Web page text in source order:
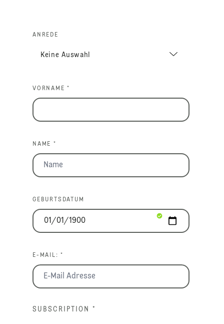
ANREDE
VORNAME *
NAME *
GEBURTSDATUM
E-MAIL: *
SUBSCRIPTION *